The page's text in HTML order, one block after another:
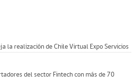
la realización de Chile Virtual Expo Servicios
del sector Fintech con más de 70